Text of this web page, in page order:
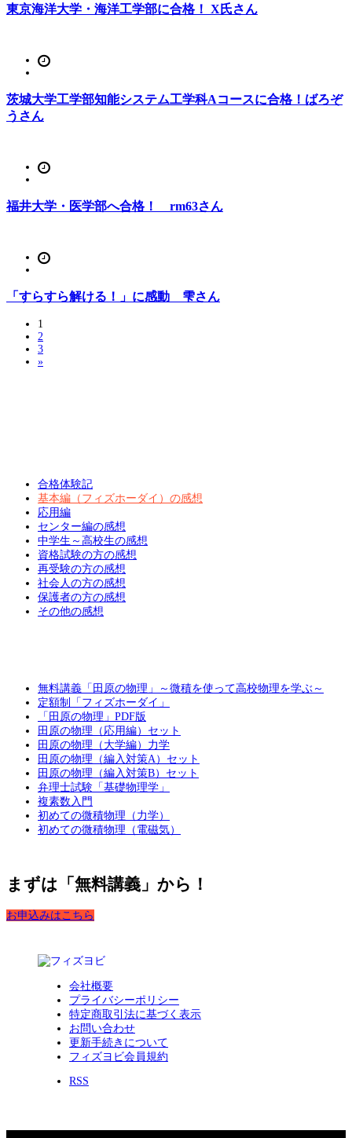
東京海洋大学・海洋工学部に合格！ X氏さん
茨城大学工学部知能システム工学科Aコースに合格！ばろぞ
うさん
福井大学・医学部へ合格！ rm63さん
「すらすら解ける！」に感動 雫さん
1
2
3
»
合格体験記
基本編（フィズホーダイ）の感想
応用編
センター編の感想
中学生～高校生の感想
資格試験の方の感想
再受験の方の感想
社会人の方の感想
保護者の方の感想
その他の感想
無料講義「田原の物理」～微積を使って高校物理を学ぶ～
定額制「フィズホーダイ」
「田原の物理」PDF版
田原の物理（応用編）セット
田原の物理（大学編）力学
田原の物理（編入対策A）セット
田原の物理（編入対策B）セット
弁理士試験「基礎物理学」
複素数入門
初めての微積物理（力学）
初めての微積物理（電磁気）
まずは「無料講義」から！
お申込みはこちら
会社概要
プライバシーポリシー
特定商取引法に基づく表示
お問い合わせ
更新手続きについて
フィズヨビ会員規約
RSS